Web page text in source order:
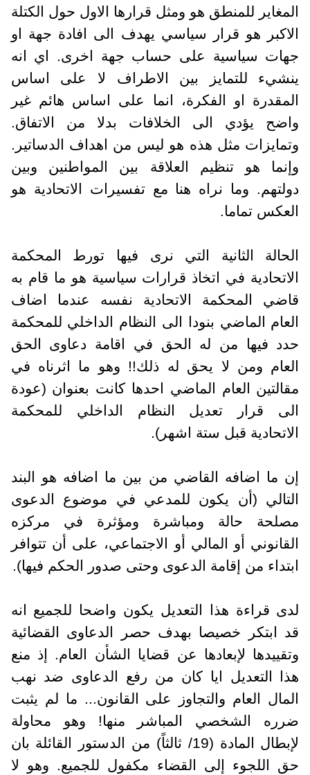
المغاير للمنطق هو ومثل قرارها الاول حول الكتلة
الاكبر هو قرار سياسي يهدف الى افادة جهة او
جهات سياسية على حساب جهة اخرى. اي انه
ينشيء للتمايز بين الاطراف لا على اساس
المقدرة او الفكرة، انما على اساس هائم غير
واضح يؤدي الى الخلافات بدلا من الاتفاق.
وتمايزات مثل هذه هو ليس من اهداف الدساتير.
وإنما هو تنظيم العلاقة بين المواطنين وبين
دولتهم. وما نراه هنا مع تفسيرات الاتحادية هو
العكس تماما.
الحالة الثانية التي نرى فيها تورط المحكمة
الاتحادية في اتخاذ قرارات سياسية هو ما قام به
قاضي المحكمة الاتحادية نفسه عندما اضاف
العام الماضي بنودا الى النظام الداخلي للمحكمة
حدد فيها من له الحق في اقامة دعاوى الحق
العام ومن لا يحق له ذلك!! وهو ما اثرناه في
مقالتين العام الماضي احدها كانت بعنوان (عودة
الى قرار تعديل النظام الداخلي للمحكمة
الاتحادية قبل ستة اشهر).
إن ما اضافه القاضي من بين ما اضافه هو البند
التالي (أن يكون للمدعي في موضوع الدعوى
مصلحة حالة ومباشرة ومؤثرة في مركزه
القانوني أو المالي أو الاجتماعي، على أن تتوافر
ابتداء من إقامة الدعوى وحتى صدور الحكم فيها).
لدى قراءة هذا التعديل يكون واضحا للجميع انه
قد ابتكر خصيصا بهدف حصر الدعاوى القضائية
وتقييدها لإبعادها عن قضايا الشأن العام. إذ منع
هذا التعديل ايا كان من رفع الدعاوى ضد نهب
المال العام والتجاوز على القانون... ما لم يثبت
ضرره الشخصي المباشر منها! وهو محاولة
لإبطال المادة (19/ ثالثاً) من الدستور القائلة بان
حق اللجوء إلى القضاء مكفول للجميع. وهو لا